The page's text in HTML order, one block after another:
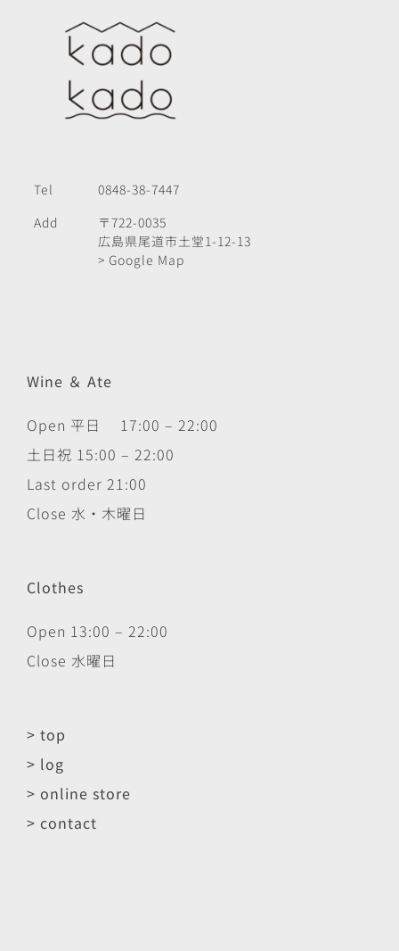
Tel
0848-38-7447
Add
〒722-0035
広島県尾道市土堂1-12-13
> Google Map
Wine ＆ Ate
Open 平日 17:00 – 22:00
土日祝 15:00 – 22:00
Last order 21:00
Close 水・木曜日
Clothes
Open 13:00 – 22:00
Close 水曜日
> top
> log
> online store
> contact